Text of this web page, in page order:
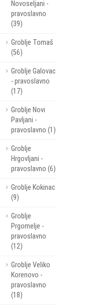
Novoseljani -
pravoslavno
(39)
Groblje Tomaš
(56)
Groblje Galovac
- pravoslavno
(17)
Groblje Novi
Pavljani -
pravoslavno (1)
Groblje
Hrgovljani -
pravoslavno (6)
Groblje Kokinac
(9)
Groblje
Prgomelje -
pravoslavno
(12)
Groblje Veliko
Korenovo -
pravoslavno
(18)